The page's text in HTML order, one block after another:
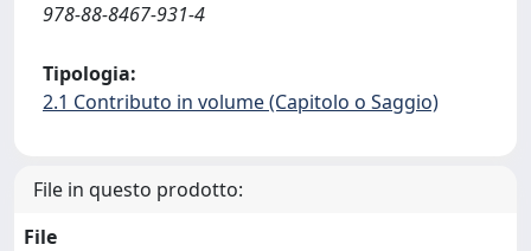
978-88-8467-931-4
Tipologia:
2.1 Contributo in volume (Capitolo o Saggio)
File in questo prodotto:
File